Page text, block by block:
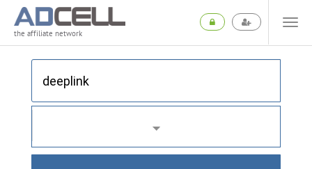
the affiliate network